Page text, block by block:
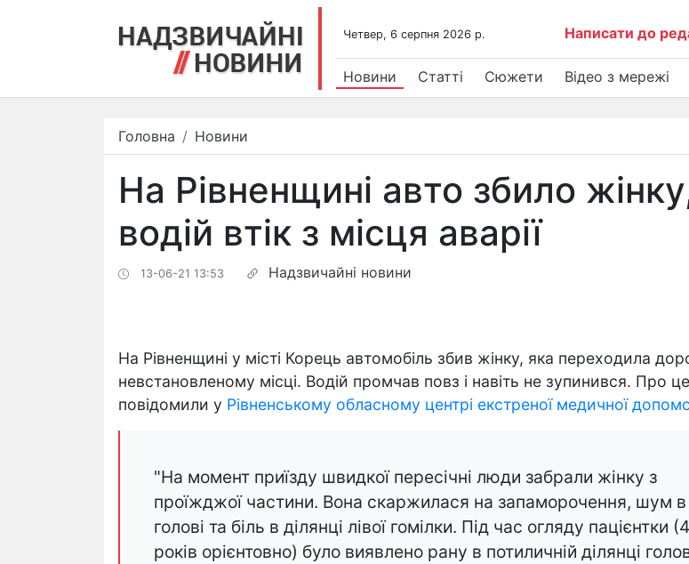
Четвер, 6 серпня 2026 р. Написати до
Новини Статті Сюжети Відео з мережі
Головна Новини
​На Рівненщині авто збило
водій втік з місця аварії
13-06-21 13:53 Надзвичайні новини
На Рівненщині у місті Корець автомобіль збив жінку, яка переходила
невстановленому місці. Водій промчав повз і навіть не зупинився. Про це
повідомили у Рівненському обласному центрі екстреної медичної
"На момент приїзду швидкої пересічні люди забрали жінку з
проїжджої частини. Вона скаржилася на запаморочення, шум в
голові та біль в ділянці лівої гомілки. Під час огляду пацієнтки
років орієнтовно) було виявлено рану в потиличній ділянці